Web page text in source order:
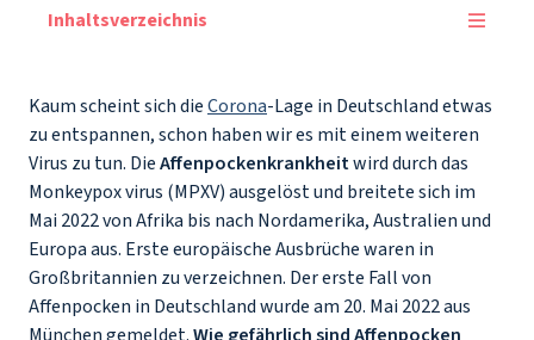
Inhaltsverzeichnis
Kaum scheint sich dieCorona-Lage in Deutschland etwas
zu entspannen, schon haben wir es mit einem weiteren
Virus zu tun. DieAffenpockenkrankheitwird durch das
Monkeypox virus (MPXV) ausgelöst und breitete sich im
Mai 2022 von Afrika bis nach Nordamerika, Australien und
Europa aus. Erste europäische Ausbrüche waren in
Großbritannien zu verzeichnen. Der erste Fall von
Affenpocken in Deutschland wurde am 20. Mai 2022 aus